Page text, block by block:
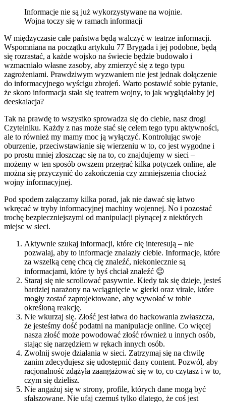
Informacje nie są już wykorzystywane na wojnie.
Wojna toczy się w ramach informacji
W międzyczasie całe państwa będą walczyć w teatrze informacji.
Wspomniana na początku artykułu 77 Brygada i jej podobne, będą
się rozrastać, a każde wojsko na świecie będzie budowało i
wzmacniało własne zasoby, aby zmierzyć się z tego typu
zagrożeniami. Prawdziwym wyzwaniem nie jest jednak dołączenie
do informacyjnego wyścigu zbrojeń. Warto postawić sobie pytanie,
że skoro informacja stała się teatrem wojny, to jak wyglądałaby jej
deeskalacja?
Tak na prawdę to wszystko sprowadza się do ciebie, nasz drogi
Czytelniku. Każdy z nas może stać się celem tego typu aktywności,
ale to również my mamy moc ją wyłączyć. Kontrolując swoje
oburzenie, przeciwstawianie się wierzeniu w to, co jest wygodne i
po prostu mniej złoszcząc się na to, co znajdujemy w sieci –
możemy w ten sposób owszem przegrać kilka potyczek online, ale
można się przyczynić do zakończenia czy zmniejszenia chociaż
wojny informacyjnej.
Pod spodem załączamy kilka porad, jak nie dawać się łatwo
wkręcać w tryby informacyjnej machiny wojennej. No i pozostać
trochę bezpieczniejszymi od manipulacji płynącej z niektórych
miejsc w sieci.
Aktywnie szukaj informacji, które cię interesują – nie
pozwalaj, aby to informacje znalazły ciebie. Informacje, które
za wszelką cenę chcą cię znaleźć, niekoniecznie są
informacjami, które ty byś chciał znaleźć 😉
Staraj się nie scrollować pasywnie. Kiedy tak się dzieje, jesteś
bardziej narażony na wciągnięcie w gierki oraz virale, które
mogły zostać zaprojektowane, aby wywołać w tobie
określoną reakcję.
Nie wkurzaj się. Złość jest łatwa do hackowania zwłaszcza,
że jesteśmy dość podatni na manipulacje online. Co więcej
nasza złość może powodować złość również u innych osób,
stając się narzędziem w rękach innych osób.
Zwolnij swoje działania w sieci. Zatrzymaj się na chwilę
zanim zdecydujesz się udostępnić dany content. Pozwól, aby
racjonalność zdążyła zaangażować się w to, co czytasz i w to,
czym się dzielisz.
Nie angażuj się w strony, profile, których dane mogą być
sfałszowane. Nie ufaj czemuś tylko dlatego, że coś jest